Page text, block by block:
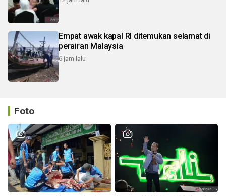
Empat awak kapal RI ditemukan selamat di
perairan Malaysia
6 jam lalu
Foto